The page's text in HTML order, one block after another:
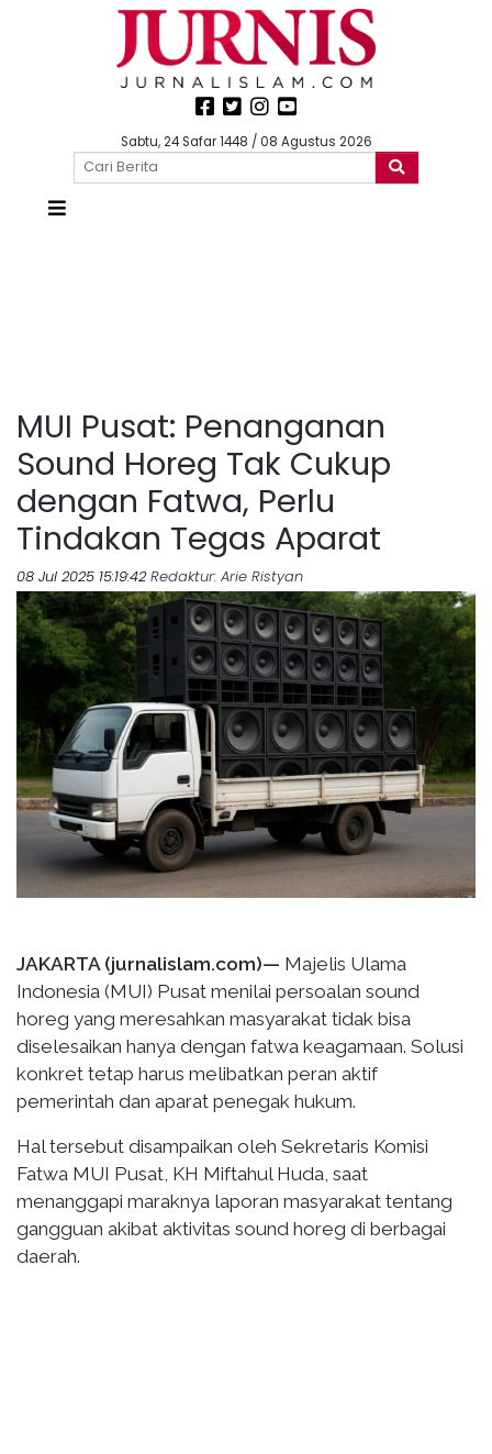
Sabtu, 24 Safar 1448 / 08 Agustus 2026
MUI Pusat: Penanganan
Sound Horeg Tak Cukup
dengan Fatwa, Perlu
Tindakan Tegas Aparat
08 Jul 2025 15:19:42 Redaktur: Arie Ristyan
JAKARTA (jurnalislam.com)— Majelis Ulama
Indonesia (MUI) Pusat menilai persoalan sound
horeg yang meresahkan masyarakat tidak bisa
diselesaikan hanya dengan fatwa keagamaan. Solusi
konkret tetap harus melibatkan peran aktif
pemerintah dan aparat penegak hukum.
Hal tersebut disampaikan oleh Sekretaris Komisi
Fatwa MUI Pusat, KH Miftahul Huda, saat
menanggapi maraknya laporan masyarakat tentang
gangguan akibat aktivitas sound horeg di berbagai
daerah.